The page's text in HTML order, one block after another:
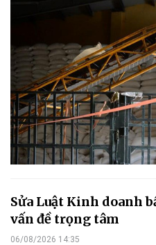
Sửa Luật Kinh doanh
vấn đề trọng tâm
06/08/2026 14:35